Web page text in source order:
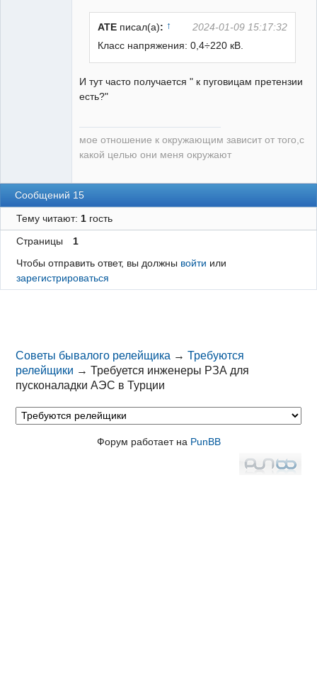
ATE писал(а): ↑
2024-01-09 15:17:32
Класс напряжения: 0,4÷220 кВ.
И тут часто получается " к пуговицам претензии
есть?"
мое отношение к окружающим зависит от того,с
какой целью они меня окружают
Сообщений 15
Тему читают: 1гость
Страницы
1
Чтобы отправить ответ, вы должны войти или
зарегистрироваться
Советы бывалого релейщика →Требуются
релейщики →Требуется инженеры РЗА для
пусконаладки АЭС в Турции
Форум работает на PunBB